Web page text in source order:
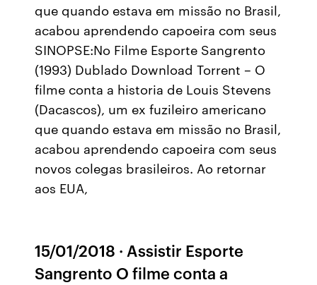
que quando estava em missão no Brasil,
acabou aprendendo capoeira com seus
SINOPSE:No Filme Esporte Sangrento
(1993) Dublado Download Torrent – O
filme conta a historia de Louis Stevens
(Dacascos), um ex fuzileiro americano
que quando estava em missão no Brasil,
acabou aprendendo capoeira com seus
novos colegas brasileiros. Ao retornar
aos EUA,
15/01/2018 · Assistir Esporte
Sangrento O filme conta a